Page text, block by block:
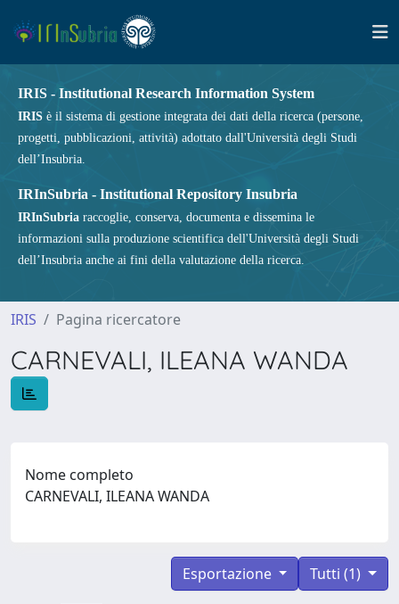
IRIS - Institutional Research Information System
IRIS è il sistema di gestione integrata dei dati della ricerca (persone,
progetti, pubblicazioni, attività) adottato dall'Università degli Studi
dell’Insubria.
IRInSubria - Institutional Repository Insubria
IRInSubria raccoglie, conserva, documenta e dissemina le
informazioni sulla produzione scientifica dell'Università degli Studi
dell’Insubria anche ai fini della valutazione della ricerca.
IRIS Pagina ricercatore
CARNEVALI, ILEANA WANDA
Nome completo
CARNEVALI, ILEANA WANDA
Tutti (1)
Esportazione